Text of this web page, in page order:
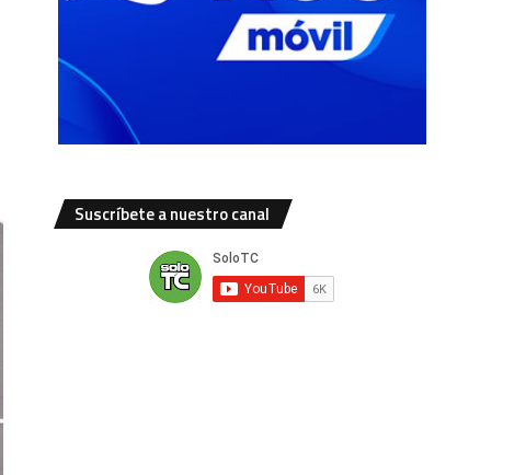
Suscríbete a nuestro canal